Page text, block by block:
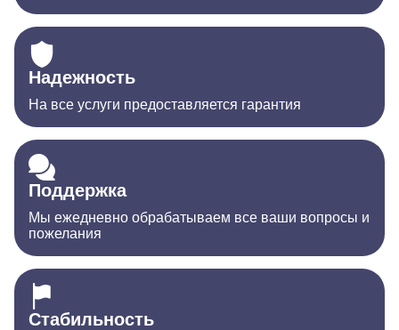
Надежность
На все услуги предоставляется гарантия
Поддержка
Мы ежедневно обрабатываем все ваши вопросы и
пожелания
Стабильность